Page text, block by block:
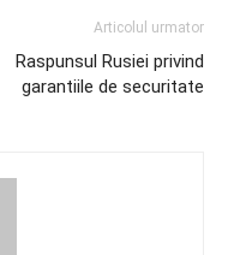
Articolul urmator
Raspunsul Rusiei privind
garantiile de securitate